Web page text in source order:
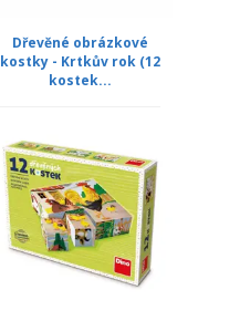
Dřevěné obrázkové
kostky - Krtkův rok (12
kostek...